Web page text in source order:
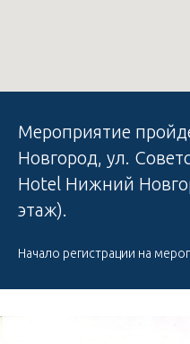
Мероприятие
Новгород, ул.
Hotel Нижний
этаж).
Начало регистрации на